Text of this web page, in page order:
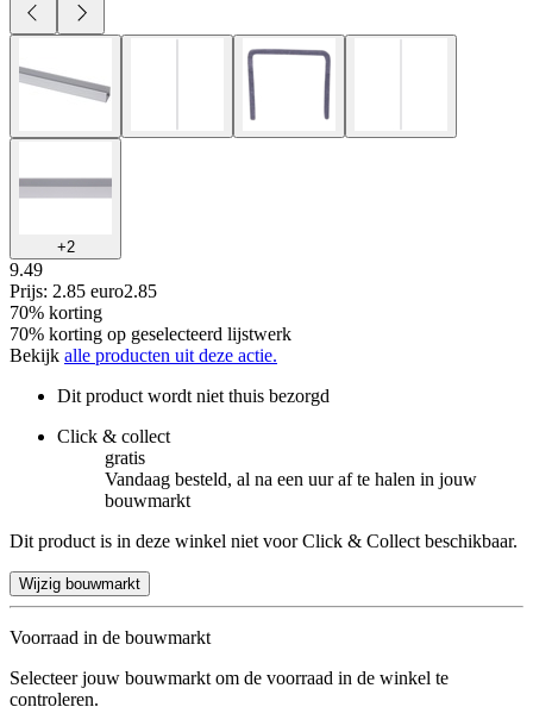
+2
9.49
Prijs: 2.85 euro2.85
70% korting
70% korting op geselecteerd lijstwerk
Bekijk alle producten uit deze actie.
Dit product wordt niet thuis bezorgd
Click & collect
gratis
Vandaag besteld, al na een uur af te halen in jouw
bouwmarkt
Dit product is in deze winkel niet voor Click & Collect beschikbaar.
Wijzig bouwmarkt
Voorraad in de bouwmarkt
Selecteer jouw bouwmarkt om de voorraad in de winkel te
controleren.